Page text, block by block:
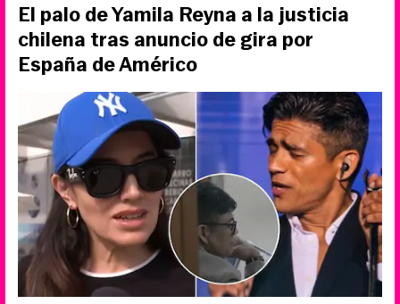
El palo de Yamila Reyna a la justicia
chilena tras anuncio de gira por
España de Américo